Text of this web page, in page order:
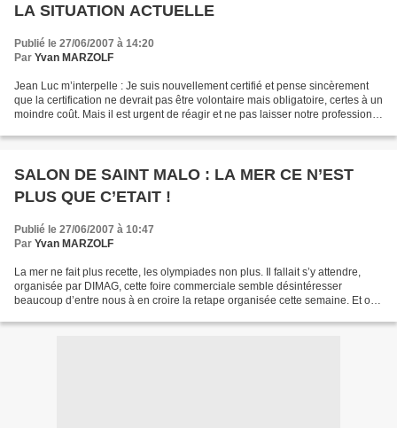
LA SITUATION ACTUELLE
Publié le 27/06/2007 à 14:20
Par Yvan MARZOLF
Jean Luc m’interpelle : Je suis nouvellement certifié et pense sincèrement
que la certification ne devrait pas être volontaire mais obligatoire, certes à un
moindre coût. Mais il est urgent de réagir et ne pas laisser notre profession
SALON DE SAINT MALO : LA MER CE N’EST
PLUS QUE C’ETAIT !
Publié le 27/06/2007 à 10:47
Par Yvan MARZOLF
La mer ne fait plus recette, les olympiades non plus. Il fallait s’y attendre,
organisée par DIMAG, cette foire commerciale semble désintéresser
beaucoup d’entre nous à en croire la retape organisée cette semaine. Et oui